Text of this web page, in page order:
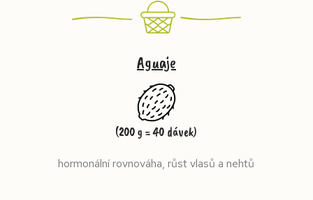
Aguaje
(200 g = 40 dávek)
hormonální rovnováha, růst vlasů a nehtů